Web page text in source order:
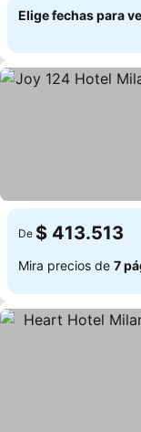
Elige fechas para
De $ 413.513
Mira precios de 7